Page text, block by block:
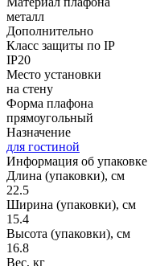
металл
Дополнительно
Класс защиты по IP
IP20
Место установки
на стену
Форма плафона
прямоугольный
Назначение
для гостиной
Информация об упаковке
Длина (упаковки), см
22.5
Ширина (упаковки), см
15.4
Высота (упаковки), см
16.8
Вес, кг